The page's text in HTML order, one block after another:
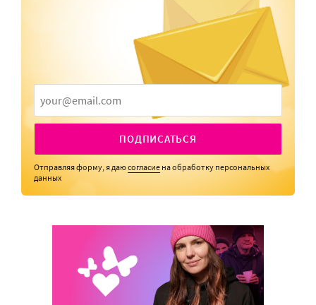
ПОДПИСАТЬСЯ
Отправляя форму, я даюсогласие на обработку персональных
данных